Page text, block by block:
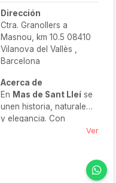
Dirección
Ctra. Granollers a
Masnou, km 10.5 08410
Vilanova del Vallès ,
Barcelona
Acerca de
En Mas de Sant Lleí se
unen historia, naturaleza
y elegancia. Con
Ver